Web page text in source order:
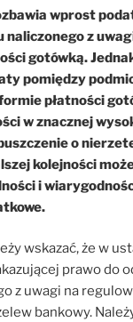
wprost
z
gotówką.
pomiędzy
płatności
w znacznej
o
kolejności
i
wskazać, że w
prawo do
z uwagi na
bankowy.